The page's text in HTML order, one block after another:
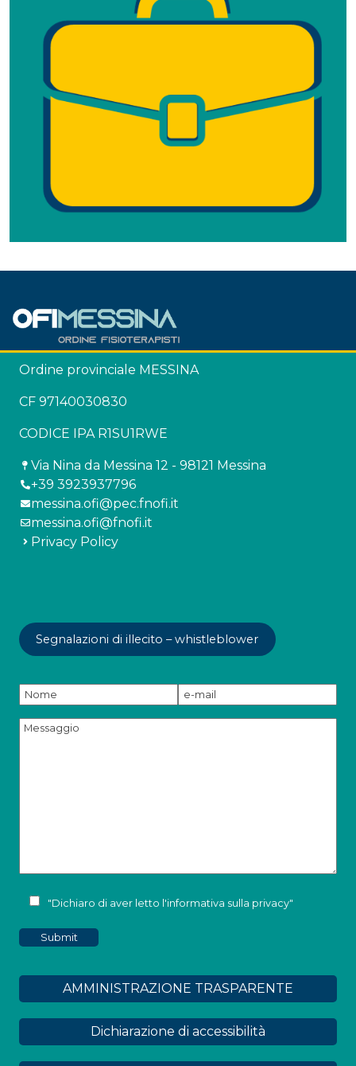
Ordine provinciale MESSINA
CF 97140030830
CODICE IPA R1SU1RWE
Via Nina da Messina 12 - 98121 Messina
+39 3923937796
messina.ofi@pec.fnofi.it
messina.ofi@fnofi.it
Privacy Policy
Segnalazioni di illecito – whistleblower
"Dichiaro di aver letto l'informativa sulla privacy"
AMMINISTRAZIONE TRASPARENTE
Dichiarazione di accessibilità